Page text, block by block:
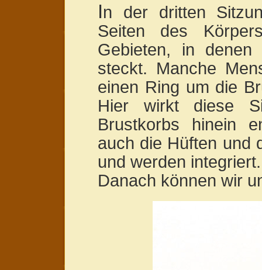
In der dritten
Seiten des
Gebieten, in denen
steckt. Manche
einen Ring um die
Hier wirkt diese
Brustkorbs hinein
auch die Hüften und
und werden integriert.
Danach können wir